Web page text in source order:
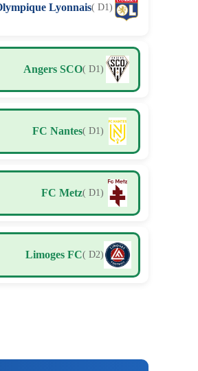
Lyonnais( D1)
Angers SCO( D1)
FC Nantes( D1)
FC Metz( D1)
Limoges FC( D2)